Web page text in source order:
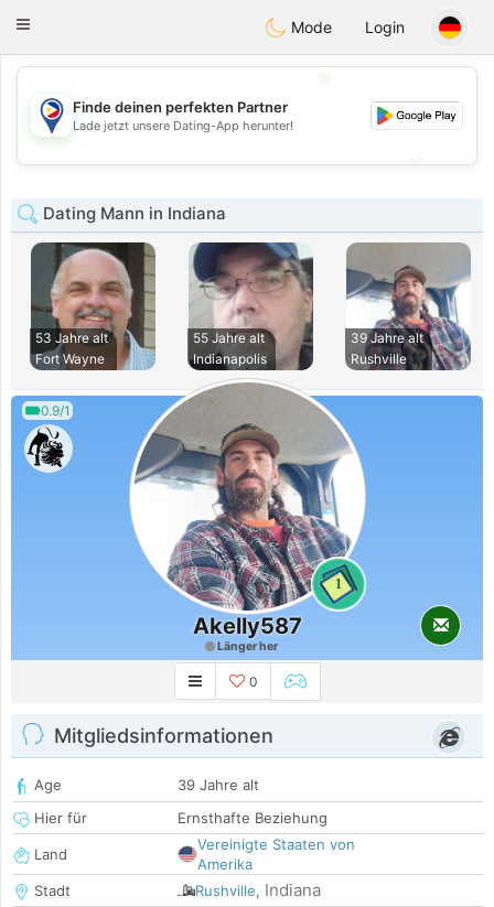
Philippines Chat
Toggle
Mode Login
💖
Finde deinen perfekten Partner
Lade jetzt unsere Dating-App herunter!
Dating Mann in Indiana
53 Jahre alt
Fort Wayne
55 Jahre alt
Indianapolis
39 Jahre alt
Rushville
0.9/1
1
Akelly587
Länger her
0
Mitgliedsinformationen
Age
39 Jahre alt
Hier für
Ernsthafte Beziehung
Land
Vereinigte Staaten von
Amerika
Stadt
Rushville, Indiana